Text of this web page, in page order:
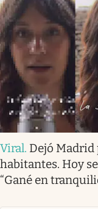
Viral. Dejó Madrid
habitantes. Hoy
“Gané en